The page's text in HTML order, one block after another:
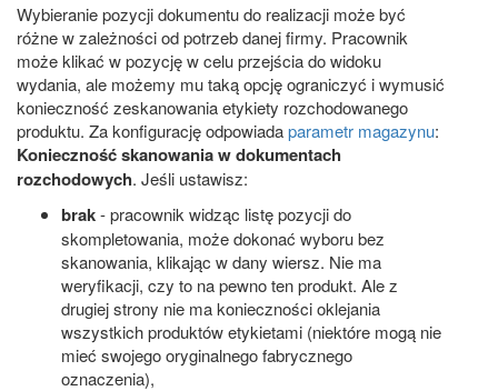
Wybieranie pozycji dokumentu do realizacji może być
różne w zależności od potrzeb danej firmy. Pracownik
może klikać w pozycję w celu przejścia do widoku
wydania, ale możemy mu taką opcję ograniczyć i wymusić
konieczność zeskanowania etykiety rozchodowanego
produktu. Za konfigurację odpowiadaparametr magazynu:
Konieczność skanowania w dokumentach
rozchodowych. Jeśli ustawisz:
brak- pracownik widząc listę pozycji do
skompletowania, może dokonać wyboru bez
skanowania, klikając w dany wiersz. Nie ma
weryfikacji, czy to na pewno ten produkt. Ale z
drugiej strony nie ma konieczności oklejania
wszystkich produktów etykietami (niektóre mogą nie
mieć swojego oryginalnego fabrycznego
oznaczenia),